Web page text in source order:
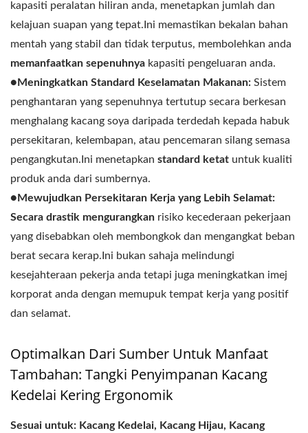
kapasiti peralatan hiliran anda, menetapkan jumlah dan
kelajuan suapan yang tepat.Ini memastikan bekalan bahan
mentah yang stabil dan tidak terputus, membolehkan anda
memanfaatkan sepenuhnya kapasiti pengeluaran anda.
●Meningkatkan Standard Keselamatan Makanan: Sistem
penghantaran yang sepenuhnya tertutup secara berkesan
menghalang kacang soya daripada terdedah kepada habuk
persekitaran, kelembapan, atau pencemaran silang semasa
pengangkutan.Ini menetapkan standard ketat untuk kualiti
produk anda dari sumbernya.
●Mewujudkan Persekitaran Kerja yang Lebih Selamat:
Secara drastik mengurangkan risiko kecederaan pekerjaan
yang disebabkan oleh membongkok dan mengangkat beban
berat secara kerap.Ini bukan sahaja melindungi
kesejahteraan pekerja anda tetapi juga meningkatkan imej
korporat anda dengan memupuk tempat kerja yang positif
dan selamat.
Optimalkan Dari Sumber Untuk Manfaat
Tambahan: Tangki Penyimpanan Kacang
Kedelai Kering Ergonomik
Sesuai untuk: Kacang Kedelai, Kacang Hijau, Kacang